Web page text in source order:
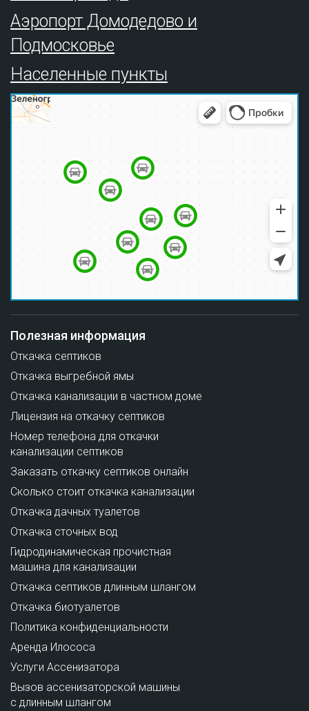
Аэропорт Домодедово и
Подмосковье
Населенные пункты
Полезная информация
Откачка септиков
Откачка выгребной ямы
Откачка канализации в частном доме
Лицензия на откачку септиков
Номер телефона для откачки
канализации септиков
Заказать откачку септиков онлайн
Сколько стоит откачка канализации
Откачка дачных туалетов
Откачка сточных вод
Гидродинамическая прочистная
машина для канализации
Откачка септиков длинным шлангом
Откачка биотуалетов
Политика конфиденциальности
Аренда Илососа
Услуги Ассенизатора
Вызов ассенизаторской машины
с длинным шлангом